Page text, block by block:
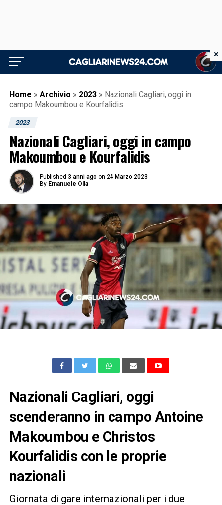
Home » Archivio » 2023 » Nazionali Cagliari, oggi in
campo Makoumbou e Kourfalidis
2023
Nazionali Cagliari, oggi in campo
Makoumbou e Kourfalidis
Published 3 anni ago on 24 Marzo 2023
By Emanuele Olla
Nazionali Cagliari, oggi
scenderanno in campo Antoine
Makoumbou e Christos
Kourfalidis con le proprie
nazionali
Giornata di gare internazionali per i due
×